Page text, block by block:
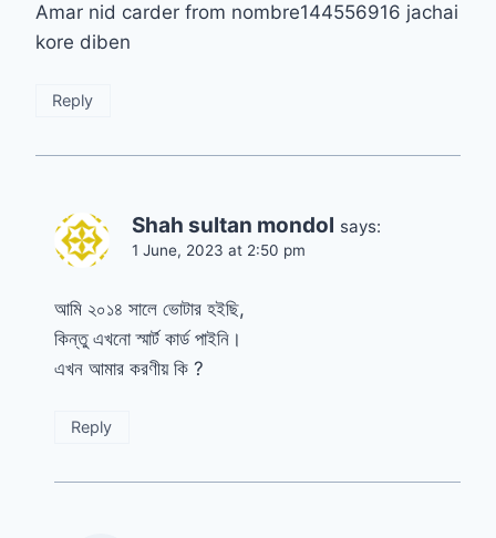
Amar nid carder from nombre144556916 jachai
kore diben
Reply
Shah sultan mondol says:
1 June, 2023 at 2:50 pm
আমি ২০১৪ সালে ভোটার হইছি,
কিন্তু এখনো স্মার্ট কার্ড পাইনি।
এখন আমার করণীয় কি ?
Reply